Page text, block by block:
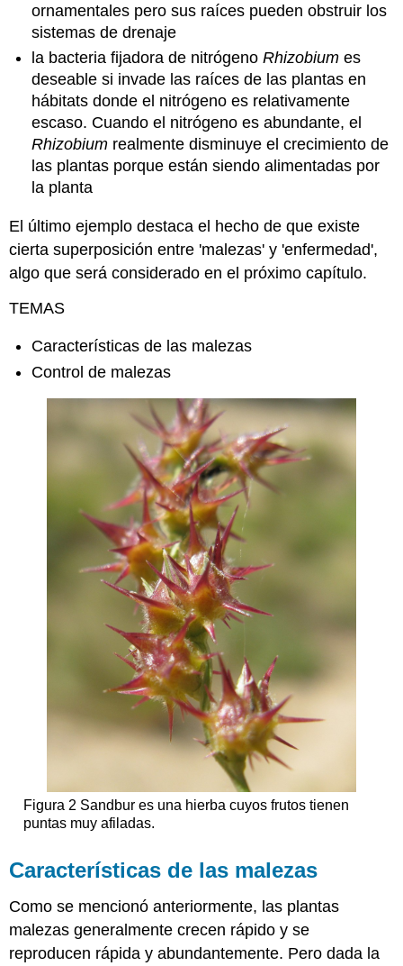
ornamentales pero sus raíces pueden obstruir los
sistemas de drenaje
la bacteria fijadora de nitrógenoRhizobium es
deseable si invade las raíces de las plantas en
hábitats donde el nitrógeno es relativamente
escaso. Cuando el nitrógeno es abundante, el
Rhizobium realmente disminuye el crecimiento de
las plantas porque están siendo alimentadas por
la planta
El último ejemplo destaca el hecho de que existe
cierta superposición entre 'malezas' y 'enfermedad',
algo que será considerado en el próximo capítulo.
TEMAS
Características de las malezas
Control de malezas
Figura 2 Sandbur es una hierba cuyos frutos tienen
puntas muy afiladas.
Características de las malezas
Como se mencionó anteriormente, las plantas
malezas generalmente crecen rápido y se
reproducen rápida y abundantemente. Pero dada la